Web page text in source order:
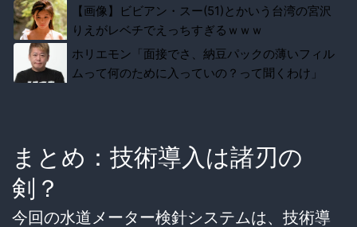
【画像】ビビアン・スー(51)とかいう台湾の宮沢
りえがレベチでえっちすぎるｗｗｗ
ホリエモン「面接でさ、納豆パックの薄いフィル
ムって何のために入っていの？って聞くわけ」
まとめ：技術導入は諸刃の
剣？
今回の水道メーター検針システムは、技術導